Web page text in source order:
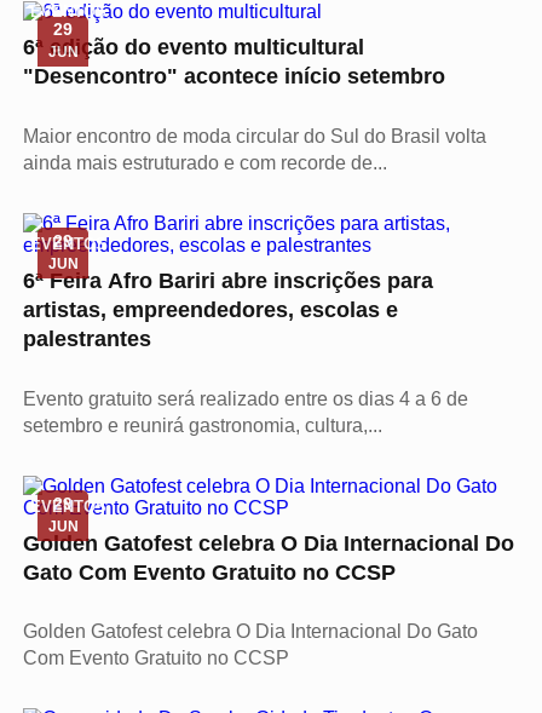
29
JUN
EVENTOS
6ª edição do evento multicultural
"Desencontro" acontece início setembro
Maior encontro de moda circular do Sul do Brasil volta
ainda mais estruturado e com recorde de...
29
JUN
EVENTOS
6ª Feira Afro Bariri abre inscrições para
artistas, empreendedores, escolas e
palestrantes
Evento gratuito será realizado entre os dias 4 a 6 de
setembro e reunirá gastronomia, cultura,...
29
JUN
EVENTOS
Golden Gatofest celebra O Dia Internacional Do
Gato Com Evento Gratuito no CCSP
Golden Gatofest celebra O Dia Internacional Do Gato
Com Evento Gratuito no CCSP